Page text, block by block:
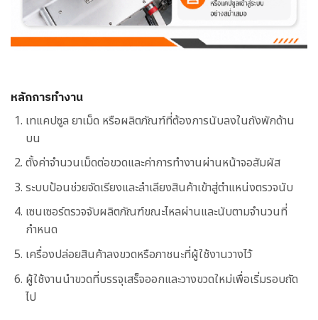
หลักการทำงาน
เทแคปซูล ยาเม็ด หรือผลิตภัณฑ์ที่ต้องการนับลงในถังพักด้าน
บน
ตั้งค่าจำนวนเม็ดต่อขวดและค่าการทำงานผ่านหน้าจอสัมผัส
ระบบป้อนช่วยจัดเรียงและลำเลียงสินค้าเข้าสู่ตำแหน่งตรวจนับ
เซนเซอร์ตรวจจับผลิตภัณฑ์ขณะไหลผ่านและนับตามจำนวนที่
กำหนด
เครื่องปล่อยสินค้าลงขวดหรือภาชนะที่ผู้ใช้งานวางไว้
ผู้ใช้งานนำขวดที่บรรจุเสร็จออกและวางขวดใหม่เพื่อเริ่มรอบถัด
ไป